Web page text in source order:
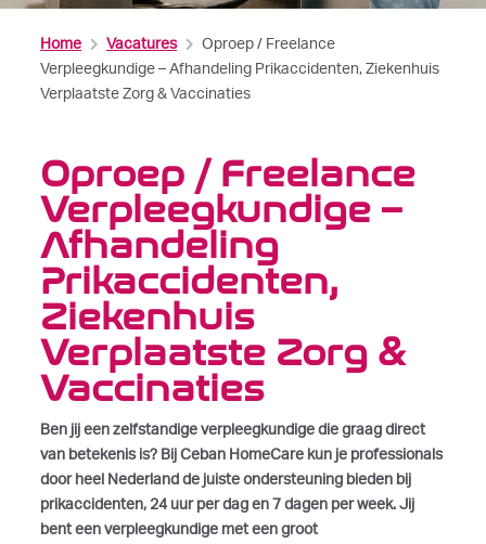
Home Vacatures
Oproep / Freelance
Verpleegkundige – Afhandeling Prikaccidenten, Ziekenhuis
Verplaatste Zorg & Vaccinaties
Oproep / Freelance
Verpleegkundige –
Afhandeling
Prikaccidenten,
Ziekenhuis
Verplaatste Zorg &
Vaccinaties
Ben jij een zelfstandige verpleegkundige die graag direct
van betekenis is? Bij Ceban HomeCare kun je professionals
door heel Nederland de juiste ondersteuning bieden bij
prikaccidenten, 24 uur per dag en 7 dagen per week. Jij
bent een verpleegkundige met een groot